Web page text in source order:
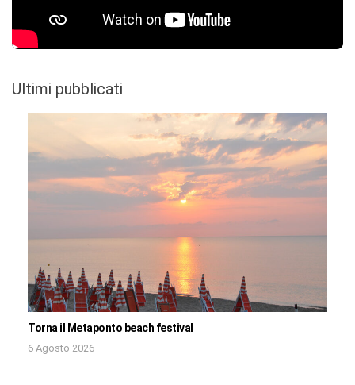
Ultimi pubblicati
Torna il Metaponto beach festival
6 Agosto 2026